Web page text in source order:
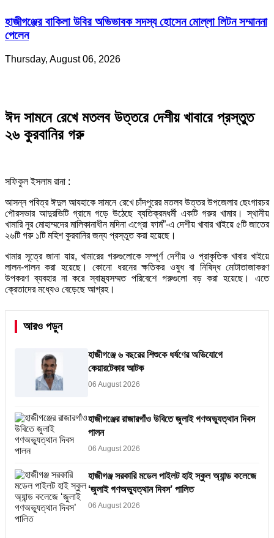
হাজীগঞ্জের বাকিলা উবির অভিভাবক সদস্য হোসেন মোল্লা লিটন সম্মাননা
পেলেন
Thursday, August 06, 2026
ঈদ সামনে রেখে মতলব উত্তরে দেশীয় খাবারে প্রস্তুত
২৬ কুরবানির গরু
সফিকুল ইসলাম রানা :
আসন্ন পবিত্র ঈদুল আযহাকে সামনে রেখে চাঁদপুরের মতলব উত্তর উপজেলার ছেংগারচর
পৌরসভার আদুরভিটি গ্রামে গড়ে উঠেছে ব্যতিক্রমধর্মী একটি গরুর খামার। স্থানীয়
খামারি নুর মোহাম্মদের মালিকানাধীন মদিনা এগ্রো ফার্ম”-এ দেশীয় খাবার খাইয়ে ৫টি জাতের
২৬টি গরু ১টি মহিশ কুরবানির জন্য প্রস্তুত করা হয়েছে।
খামার সূত্রে জানা যায়, খামারের গরুগুলোকে সম্পূর্ণ দেশীয় ও প্রাকৃতিক খাবার খাইয়ে
লালন-পালন করা হয়েছে। কোনো ধরনের ক্ষতিকর ওষুধ বা নিষিদ্ধ মোটাতাজাকরণ
উপকরণ ব্যবহার না করে স্বাস্থ্যসম্মত পরিবেশে গরুগুলো বড় করা হয়েছে। এতে
ক্রেতাদের মধ্যেও বেড়েছে আগ্রহ।
আরও পড়ুন
হাজীগঞ্জে ৬ বছরের শিশুকে ধর্ষণের অভিযোগে
কেয়ারটেকার আটক
06 August 2026
হাজীগঞ্জের রাজারগাঁও উবিতে জুলাই গণঅভ্যুত্থান দিবস
পালন
06 August 2026
হাজীগঞ্জ সরকারি মডেল পাইলট হাই স্কুল অ্যান্ড কলেজে
‘জুলাই গণঅভ্যুত্থান দিবস’ পালিত
06 August 2026